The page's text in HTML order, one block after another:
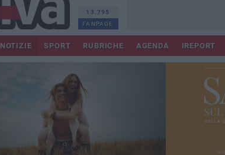
13.795
FANPAGE
NOTIZIE SPORT RUBRICHE AGENDA IREPORT